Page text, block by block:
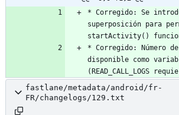
* Corregido: Se
superposición para
* Corregido: Número
disponible como
(READ_CALL_LOGS
fastlane/metadata/android/fr-
FR/changelogs/129.txt